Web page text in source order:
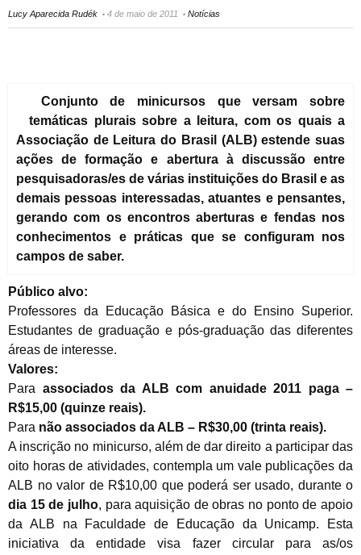
Lucy Aparecida Rudék 4 de maio de 2011 Notícias
Conjunto de minicursos que versam sobre
temáticas plurais sobre a leitura, com os quais a
Associação de Leitura do Brasil (ALB) estende suas
ações de formação e abertura à discussão entre
pesquisadoras/es de várias instituições do Brasil e as
demais pessoas interessadas, atuantes e pensantes,
gerando com os encontros aberturas e fendas nos
conhecimentos e práticas que se configuram nos
campos de saber.
Público alvo:
Professores da Educação Básica e do Ensino Superior.
Estudantes de graduação e pós-graduação das diferentes
áreas de interesse.
Valores:
Para associados da ALB com anuidade 2011 paga –
R$15,00 (quinze reais).
Para não associados da ALB – R$30,00 (trinta reais).
A inscrição no minicurso, além de dar direito a participar das
oito horas de atividades, contempla um vale publicações da
ALB no valor de R$10,00 que poderá ser usado, durante o
dia 15 de julho, para aquisição de obras no ponto de apoio
da ALB na Faculdade de Educação da Unicamp. Esta
iniciativa da entidade visa fazer circular para as/os